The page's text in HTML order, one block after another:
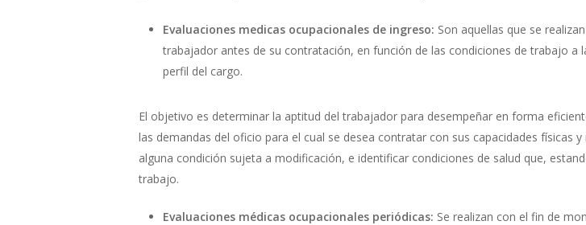
Evaluaciones medicas ocupacionales de ingreso: Son aquellas que se
trabajador antes de su contratación, en función de las condiciones de trabajo
perfil del cargo.
El objetivo es determinar la aptitud del trabajador para desempeñar en forma
las demandas del oficio para el cual se desea contratar con sus capacidades físicas
alguna condición sujeta a modificación, e identificar condiciones de salud que,
trabajo.
Evaluaciones médicas ocupacionales periódicas: Se realizan con el fin de